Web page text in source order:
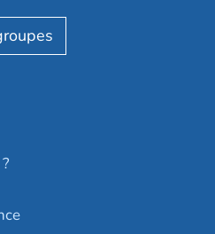
Villa Médicis